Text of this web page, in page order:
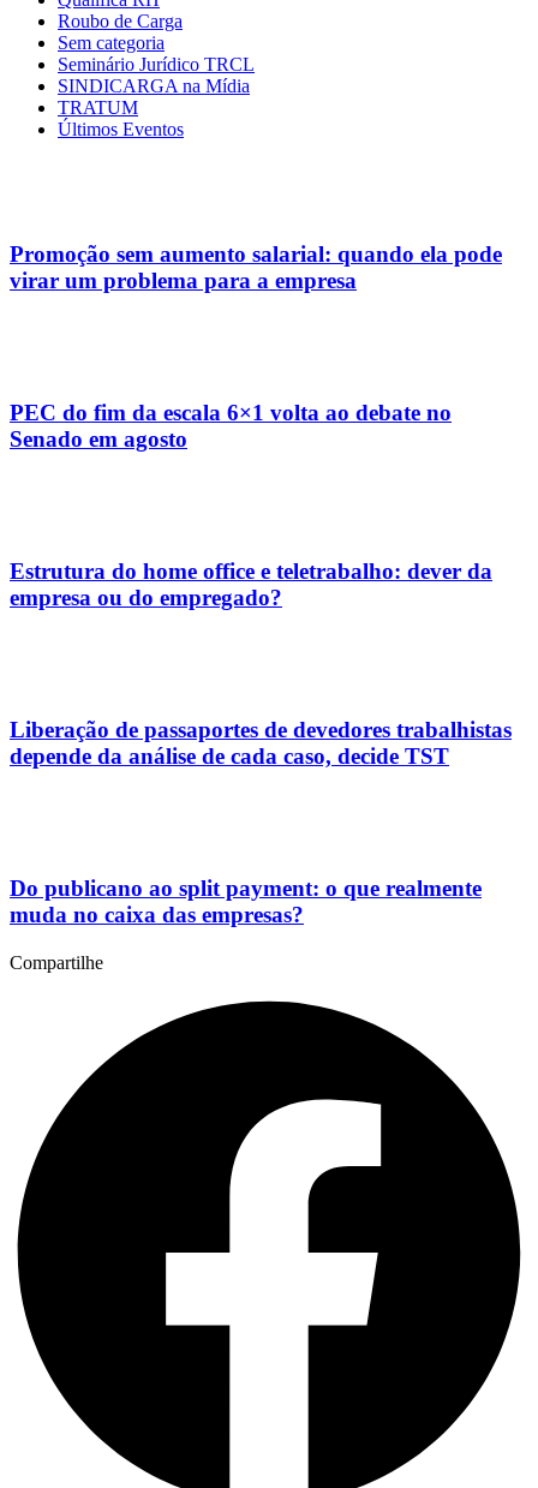
Roubo de Carga
Sem categoria
Seminário Jurídico TRCL
SINDICARGA na Mídia
TRATUM
Últimos Eventos
Promoção sem aumento salarial: quando ela pode
virar um problema para a empresa
PEC do fim da escala 6×1 volta ao debate no
Senado em agosto
Estrutura do home office e teletrabalho: dever da
empresa ou do empregado?
Liberação de passaportes de devedores trabalhistas
depende da análise de cada caso, decide TST
Do publicano ao split payment: o que realmente
muda no caixa das empresas?
Compartilhe